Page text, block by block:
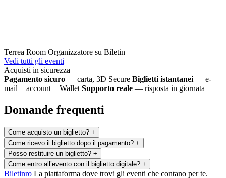
Terrea Room Organizzatore su Biletin
Vedi tutti gli eventi
Acquisti in sicurezza
Pagamento sicuro — carta, 3D Secure Biglietti istantanei — e-
mail + account + Wallet Supporto reale — risposta in giornata
Domande frequenti
Come acquisto un biglietto? +
Come ricevo il biglietto dopo il pagamento? +
Posso restituire un biglietto? +
Come entro all’evento con il biglietto digitale? +
Biletinro La piattaforma dove trovi gli eventi che contano per te.